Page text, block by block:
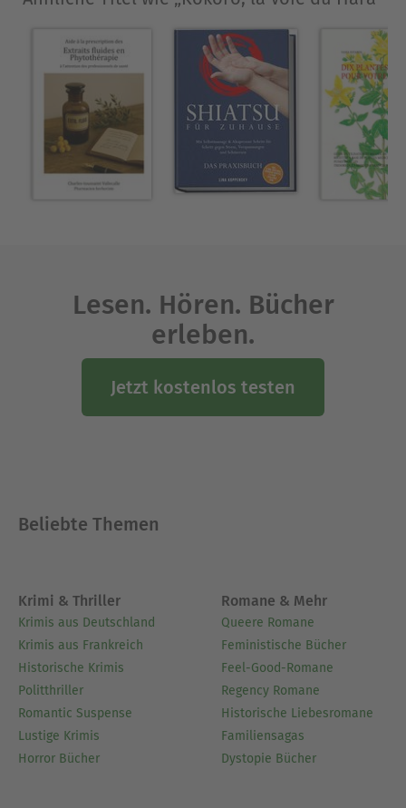
Lesen. Hören. Bücher
erleben.
Jetzt kostenlos testen
Beliebte Themen
Krimi & Thriller
Krimis aus Deutschland
Krimis aus Frankreich
Historische Krimis
Politthriller
Romantic Suspense
Lustige Krimis
Horror Bücher
Romane & Mehr
Queere Romane
Feministische Bücher
Feel-Good-Romane
Regency Romane
Historische Liebesromane
Familiensagas
Dystopie Bücher